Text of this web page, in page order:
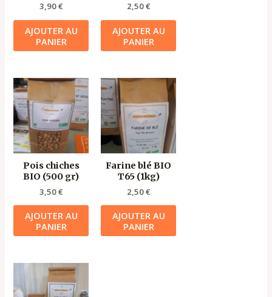
3,90€
AJOUTER AU
PANIER
2,50€
AJOUTER AU
PANIER
Pois chiches
BIO (500 gr)
3,50€
AJOUTER AU
PANIER
Farine blé BIO
T65 (1kg)
2,50€
AJOUTER AU
PANIER